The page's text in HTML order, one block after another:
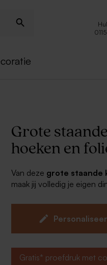
Grote
hoeken en
Van deze grote staande
maak jij volledig je eigen
Grote staande kaart
Kies uit goudfolie,
Rechte hoeken
Enkele kaart
Personaliseer
Gratis* proefdruk met